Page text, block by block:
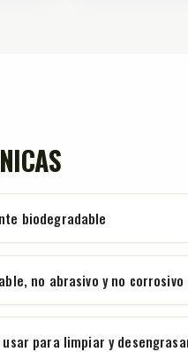
biodegradable
no abrasivo y no
para limpiar y